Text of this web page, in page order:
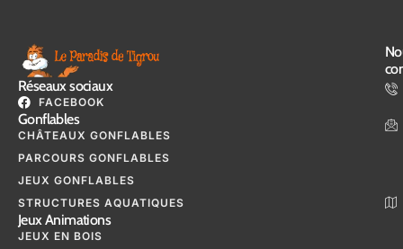
Réseaux sociaux
FACEBOOK
Gonflables
CHÂTEAUX GONFLABLES
PARCOURS GONFLABLES
JEUX GONFLABLES
STRUCTURES AQUATIQUES
Jeux Animations
JEUX EN BOIS